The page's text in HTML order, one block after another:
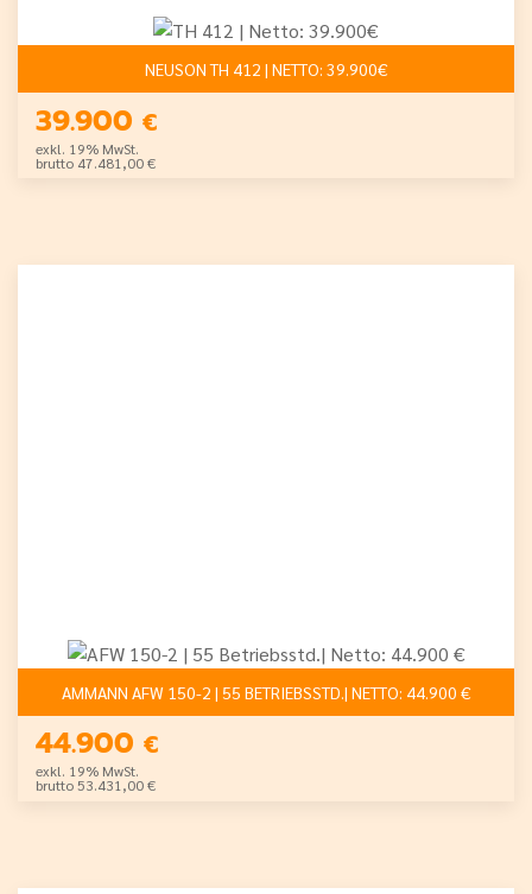
NEUSON TH 412 | NETTO: 39.900€
39.900 €
exkl. 19% MwSt.
brutto 47.481,00 €
AMMANN AFW 150-2 | 55 BETRIEBSSTD.| NETTO: 44.900 €
44.900 €
exkl. 19% MwSt.
brutto 53.431,00 €